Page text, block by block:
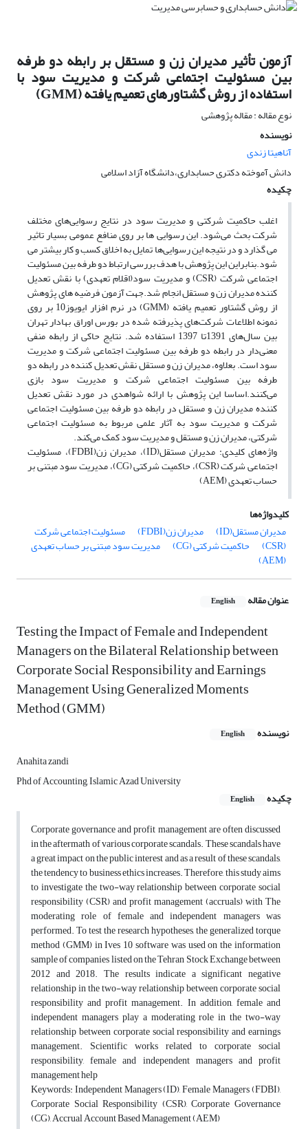
آزمون تأثیر مدیران زن و مستقل بر رابطه دو طرفه
بین مسئولیت اجتماعی شرکت و مدیریت سود با
استفاده از روش گشتاورهای تعمیم یافته (GMM)
نوع مقاله : مقاله پژوهشی
نویسنده
آناهیتا زندی
دانش آموخته دکتری حسابداری،دانشگاه آزاد اسلامی
چکیده
اغلب حاکمیت شرکتی و مدیریت سود در نتایج رسوایی‌های مختلف
شرکت‌ بحث می‌شود. این رسوایی ها بر روی منافع عمومی بسیار تاثیر
می گذارد و در نتیجه این رسوایی‌ها تمایل به اخلاق کسب و کار بیشتر می
شود.بنابراین این پژوهش با هدف بررسی ارتباط دو طرفه بین مسئولیت
اجتماعی شرکت (CSR) و مدیریت سود(اقلام تعهدی) با نقش تعدیل
کننده مدیران زن و مستقل انجام شد.جهت آزمون فرضیه های پژوهش
از روش گشتاور تعمیم یافته (GMM) در نرم افزار ایویوز10 بر روی
نمونه اطلاعات شرکت‌های پذیرفته شده در بورس اوراق بهادار تهران
بین سال‌های 1391تا 1397 استفاده شد. نتایج حاکی از رابطه منفی
معنی‌دار در رابطه دو طرفه بین مسئولیت اجتماعی شرکت و مدیریت
سود است. بعلاوه، مدیران زن و مستقل نقش تعدیل کننده در رابطه دو
طرفه بین مسئولیت اجتماعی شرکت و مدیریت سود بازی
می‌کنند.اساسا این پژوهش با ارائه شواهدی در مورد نقش تعدیل
کننده مدیران زن و مستقل در رابطه دو طرفه بین مسئولیت اجتماعی
شرکت و مدیریت سود به آثار علمی مربوط به مسئولیت اجتماعی
شرکتی، مدیران زن و مستقل و مدیریت سود کمک می‌کند.
واژه‌های کلیدی: مدیران مستقل(ID)، مدیران زن(FDBI)، مسئولیت
اجتماعی شرکت (CSR)، حاکمیت شرکتی (CG)، مدیریت سود مبتنی بر
حساب تعهدی (AEM)
کلیدواژه‌ها
مدیران مستقل(ID)
مدیران زن(FDBI) مسئولیت اجتماعی شرکت
(CSR) حاکمیت شرکتی (CG) مدیریت سود مبتنی بر حساب تعهدی
(AEM)
عنوان مقاله English
Testing the Impact of Female and Independent
Managers on the Bilateral Relationship between
Corporate Social Responsibility and Earnings
Management Using Generalized Moments
Method (GMM)
نویسنده English
Anahita zandi
Phd of Accounting, Islamic Azad University
چکیده
English
Corporate governance and profit management are often discussed
in the aftermath of various corporate scandals. These scandals have
a great impact on the public interest and as a result of these scandals,
the tendency to business ethics increases. Therefore, this study aims
to investigate the two-way relationship between corporate social
responsibility (CSR) and profit management (accruals) with The
moderating role of female and independent managers was
performed. To test the research hypotheses, the generalized torque
method (GMM) in Ives 10 software was used on the information
sample of companies listed on the Tehran Stock Exchange between
2012 and 2018. The results indicate a significant negative
relationship in the two-way relationship between corporate social
responsibility and profit management. In addition, female and
independent managers play a moderating role in the two-way
relationship between corporate social responsibility and earnings
management. Scientific works related to corporate social
responsibility, female and independent managers and profit
management help
Keywords: Independent Managers (ID), Female Managers (FDBI),
Corporate Social Responsibility (CSR), Corporate Governance
(CG), Accrual Account Based Management (AEM)